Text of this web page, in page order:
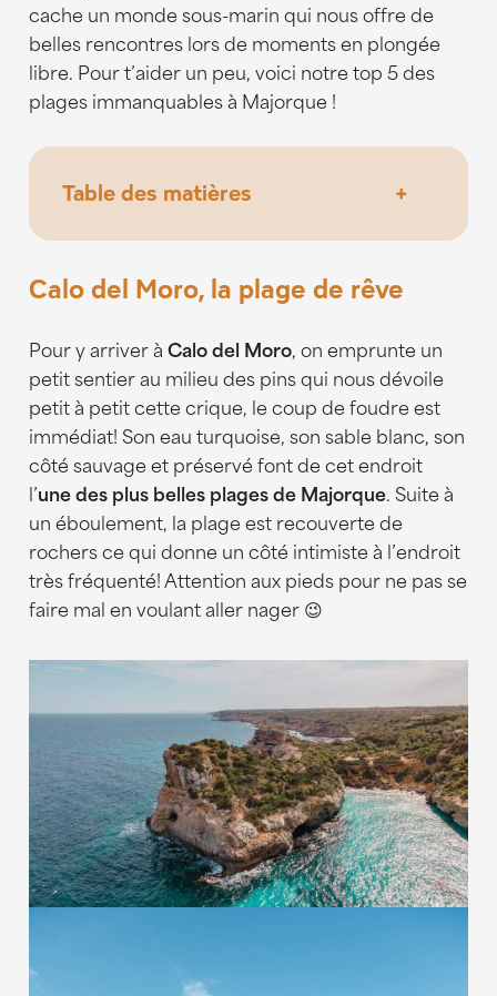
cache un monde sous-marin qui nous offre de
belles rencontres lors de moments en plongée
libre. Pour t’aider un peu, voici notre top 5 des
plages immanquables à Majorque !
Table des matières +
paradis entre les falaises millénaires
Cala s’Almunia et ses petites maisons
de pêcheurs
Cala Mondrago, Platja de s’Amarador
et Calo des Borgit, 3 criques au
coeur du Parc Naturel de Mondrago
Platja de Sant Pere & Platja de Sa
Font Joan, les moins touristiques
Calo del Moro, la plage de rêve
Pour y arriver à Calo del Moro, on emprunte un
petit sentier au milieu des pins qui nous dévoile
petit à petit cette crique, le coup de foudre est
immédiat! Son eau turquoise, son sable blanc, son
côté sauvage et préservé font de cet endroit
l’une des plus belles plages de Majorque. Suite à
un éboulement, la plage est recouverte de
rochers ce qui donne un côté intimiste à l’endroit
très fréquenté! Attention aux pieds pour ne pas se
faire mal en voulant aller nager 😉